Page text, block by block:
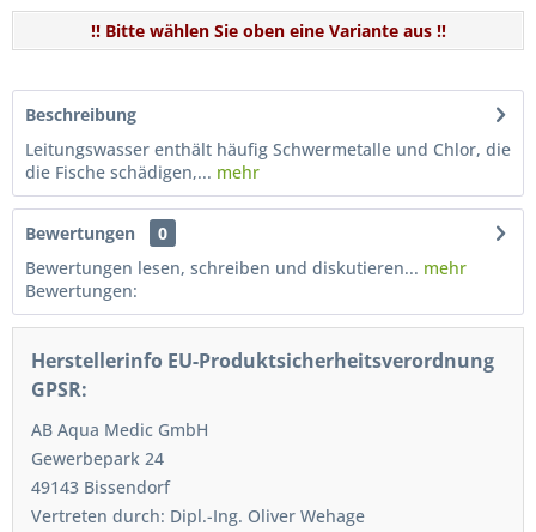
!! Bitte wählen Sie oben eine Variante aus !!
Beschreibung
Leitungswasser enthält häufig Schwermetalle und Chlor, die
die Fische schädigen,... mehr
Bewertungen
0
Bewertungen lesen, schreiben und diskutieren... mehr
Bewertungen:
Herstellerinfo EU-Produktsicherheitsverordnung
GPSR:
AB Aqua Medic GmbH
Gewerbepark 24
49143 Bissendorf
Vertreten durch: Dipl.-Ing. Oliver Wehage